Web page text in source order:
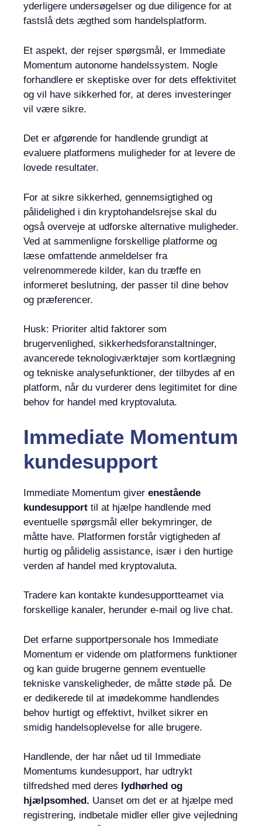
yderligere undersøgelser og due diligence for at
fastslå dets ægthed som handelsplatform.
Et aspekt, der rejser spørgsmål, er Immediate
Momentum autonome handelssystem. Nogle
forhandlere er skeptiske over for dets effektivitet
og vil have sikkerhed for, at deres investeringer
vil være sikre.
Det er afgørende for handlende grundigt at
evaluere platformens muligheder for at levere de
lovede resultater.
For at sikre sikkerhed, gennemsigtighed og
pålidelighed i din kryptohandelsrejse skal du
også overveje at udforske alternative muligheder.
Ved at sammenligne forskellige platforme og
læse omfattende anmeldelser fra
velrenommerede kilder, kan du træffe en
informeret beslutning, der passer til dine behov
og præferencer.
Husk: Prioriter altid faktorer som
brugervenlighed, sikkerhedsforanstaltninger,
avancerede teknologiværktøjer som kortlægning
og tekniske analysefunktioner, der tilbydes af en
platform, når du vurderer dens legitimitet for dine
behov for handel med kryptovaluta.
Immediate Momentum
kundesupport
Immediate Momentum giver enestående
kundesupport til at hjælpe handlende med
eventuelle spørgsmål eller bekymringer, de
måtte have. Platformen forstår vigtigheden af ​​
hurtig og pålidelig assistance, især i den hurtige
verden af ​​handel med kryptovaluta.
Tradere kan kontakte kundesupportteamet via
forskellige kanaler, herunder e-mail og live chat.
Det erfarne supportpersonale hos Immediate
Momentum er vidende om platformens funktioner
og kan guide brugerne gennem eventuelle
tekniske vanskeligheder, de måtte støde på. De
er dedikerede til at imødekomme handlendes
behov hurtigt og effektivt, hvilket sikrer en
smidig handelsoplevelse for alle brugere.
Handlende, der har nået ud til Immediate
Momentums kundesupport, har udtrykt
tilfredshed med deres lydhørhed og
hjælpsomhed. Uanset om det er at hjælpe med
registrering, indbetale midler eller give vejledning